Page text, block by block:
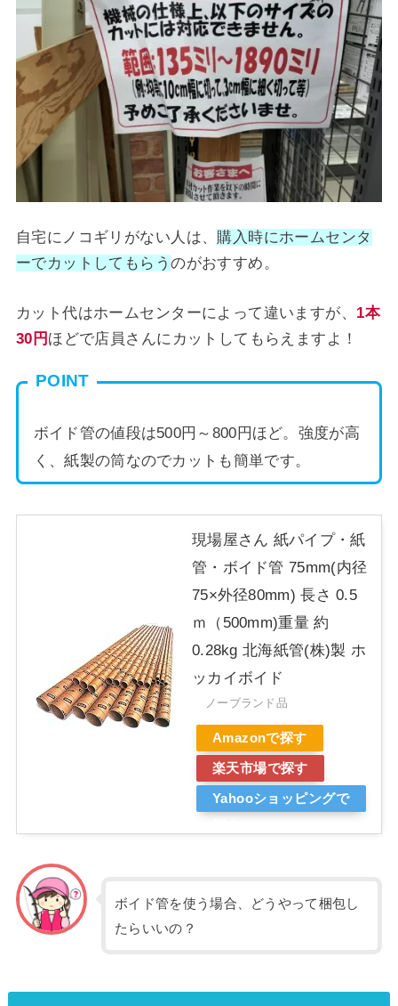
自宅にノコギリがない人は、 購入時にホームセンタ
ーでカットしてもらうのがおすすめ。
カット代はホームセンターによって違いますが、 1本
30円 ほどで店員さんにカットしてもらえますよ！
POINT
ボイド管の値段は500円～800円ほど。強度が高
く、紙製の筒なのでカットも簡単です。
現場屋さん 紙パイプ・紙
管・ボイド管 75mm(内径
75×外径80mm) 長さ 0.5
ｍ（500mm)重量 約
0.28kg 北海紙管(株)製 ホ
ッカイボイド
ノーブランド品
Amazonで探す
楽天市場で探す
Yahooショッピングで
ボイド管を使う場合、どうやって梱包し
たらいいの？